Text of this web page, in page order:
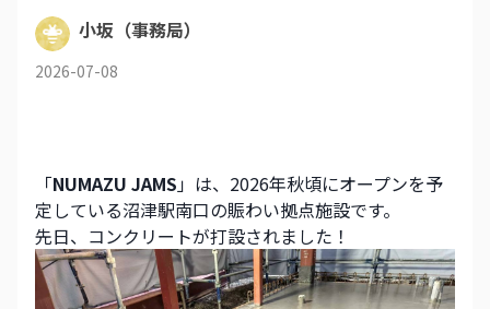
小坂（事務局）
2026-07-08
「NUMAZU JAMS」は、2026年秋頃にオープンを予
定している沼津駅南口の賑わい拠点施設です。
先日、コンクリートが打設されました！